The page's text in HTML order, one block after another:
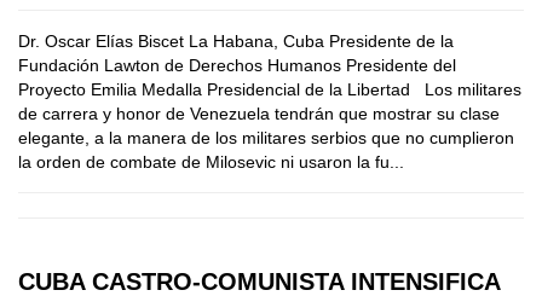
Dr. Oscar Elías Biscet La Habana, Cuba Presidente de la
Fundación Lawton de Derechos Humanos Presidente del
Proyecto Emilia Medalla Presidencial de la Libertad Los militares
de carrera y honor de Venezuela tendrán que mostrar su clase
elegante, a la manera de los militares serbios que no cumplieron
la orden de combate de Milosevic ni usaron la fu...
CUBA CASTRO-COMUNISTA INTENSIFICA